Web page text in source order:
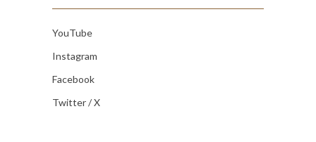
YouTube
Instagram
Facebook
Twitter / X